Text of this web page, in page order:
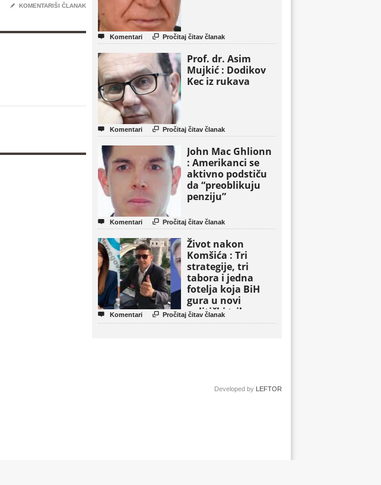
✎ KOMENTARIŠI ČLANAK
 Komentari  Pročitaj čitav članak
Prof. dr. Asim
Mujkić : Dodikov
Kec iz rukava
 Komentari  Pročitaj čitav članak
John Mac Ghlionn
: Amerikanci se
aktivno podstiču
da “preoblikuju
penziju”
 Komentari  Pročitaj čitav članak
Život nakon
Komšića : Tri
strategije, tri
tabora i jedna
fotelja koja BiH
gura u novi
politički triler
 Komentari  Pročitaj čitav članak
Developed by LEFTOR